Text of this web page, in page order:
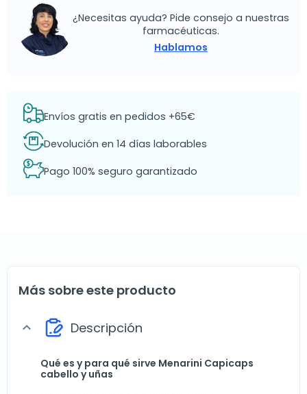
¿Necesitas ayuda? Pide consejo a nuestras
farmacéuticas.
Hablamos
Envíos gratis en pedidos +65€
Devolución en 14 días laborables
Pago 100% seguro garantizado
Más sobre este producto
expand_more Descripción
Qué es y para qué sirve Menarini Capicaps
cabello y uñas